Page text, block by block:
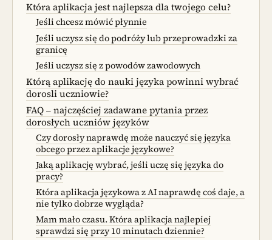
Która aplikacja jest najlepsza dla twojego celu?
Jeśli chcesz mówić płynnie
Jeśli uczysz się do podróży lub przeprowadzki za
granicę
Jeśli uczysz się z powodów zawodowych
Którą aplikację do nauki języka powinni wybrać
dorosli uczniowie?
FAQ – najczęściej zadawane pytania przez
dorosłych uczniów języków
Czy dorosły naprawdę może nauczyć się języka
obcego przez aplikacje językowe?
Jaką aplikację wybrać, jeśli uczę się języka do
pracy?
Która aplikacja językowa z AI naprawdę coś daje, a
nie tylko dobrze wygląda?
Mam mało czasu. Która aplikacja najlepiej
sprawdzi się przy 10 minutach dziennie?